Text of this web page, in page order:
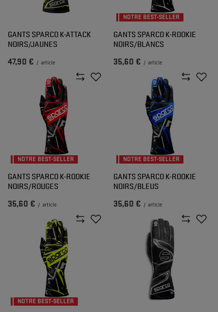
GANTS SPARCO K-ATTACK
NOIRS/JAUNES
47,90 € / article
NOTRE BEST-SELLER
GANTS SPARCO K-ROOKIE
NOIRS/BLANCS
35,60 € / article
NOTRE BEST-SELLER
GANTS SPARCO K-ROOKIE
NOIRS/ROUGES
35,60 € / article
NOTRE BEST-SELLER
GANTS SPARCO K-ROOKIE
NOIRS/BLEUS
35,60 € / article
NOTRE BEST-SELLER